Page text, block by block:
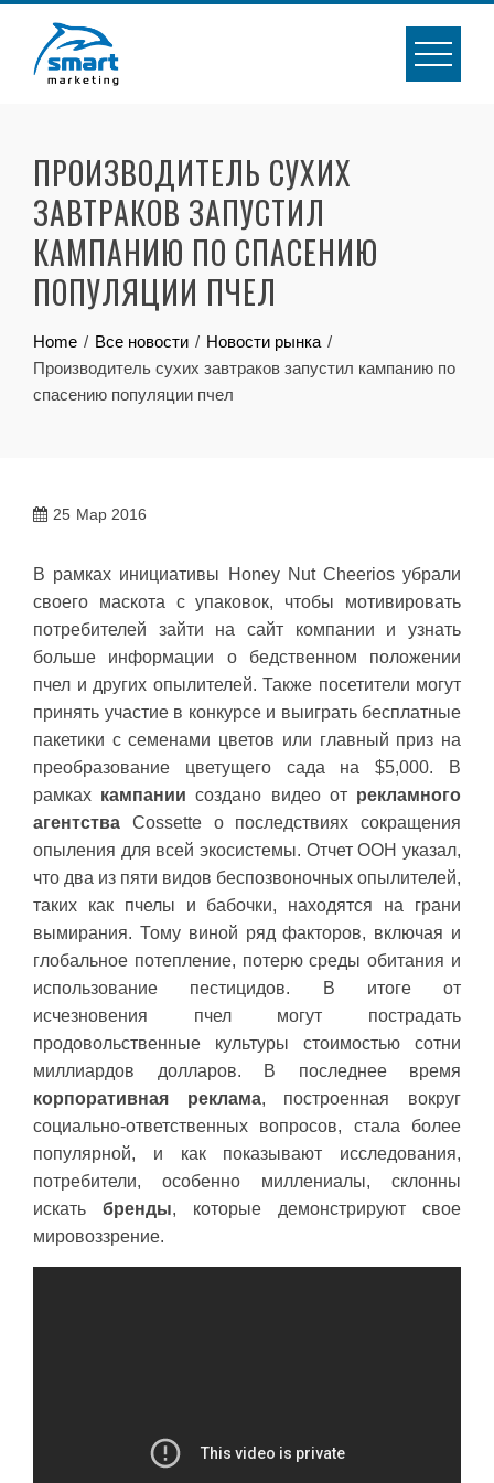
content
ПРОИЗВОДИТЕЛЬ СУХИХ
ЗАВТРАКОВ ЗАПУСТИЛ
КАМПАНИЮ ПО СПАСЕНИЮ
ПОПУЛЯЦИИ ПЧЕЛ
Home Все новости
Новости рынка
Производитель сухих завтраков запустил кампанию по
спасению популяции пчел
25 Мар 2016
В рамках инициативы Honey Nut Cheerios убрали
своего маскота с упаковок, чтобы мотивировать
потребителей зайти на сайт компании и узнать
больше информации о бедственном положении
пчел и других опылителей. Также посетители могут
принять участие в конкурсе и выиграть бесплатные
пакетики с семенами цветов или главный приз на
преобразование цветущего сада на $5,000. В
рамках кампании создано видео от рекламного
агентства Cossette о последствиях сокращения
опыления для всей экосистемы. Отчет ООН указал,
что два из пяти видов беспозвоночных опылителей,
таких как пчелы и бабочки, находятся на грани
вымирания. Тому виной ряд факторов, включая и
глобальное потепление, потерю среды обитания и
использование пестицидов. В итоге от
исчезновения пчел могут пострадать
продовольственные культуры стоимостью сотни
миллиардов долларов. В последнее время
корпоративная реклама, построенная вокруг
социально-ответственных вопросов, стала более
популярной, и как показывают исследования,
потребители, особенно миллениалы, склонны
искать бренды, которые демонстрируют свое
мировоззрение.